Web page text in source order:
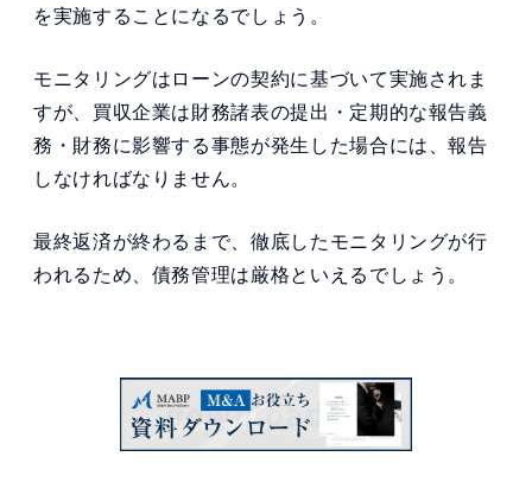
を実施することになるでしょう。
モニタリングはローンの契約に基づいて実施されま
すが、買収企業は財務諸表の提出・定期的な報告義
務・財務に影響する事態が発生した場合には、報告
しなければなりません。
最終返済が終わるまで、徹底したモニタリングが行
われるため、債務管理は厳格といえるでしょう。